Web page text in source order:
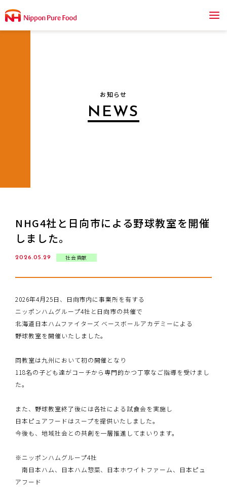
PURE:CLUB
お知らせ
NEWS
NHG4社と日向市による野球教室を開催
しました。
2026.05.29 社会貢献
2026年4月25日、日向市内に事業所を有する
ニッポンハムグループ4社と日向市の共催で
北海道日本ハムファイターズ ベースボールアカデミーによる
野球教室を開催いたしました。
同教室は九州において初の開催となり
118名の子ども達がコーチから専門的かつ丁寧なご指導を受けまし
た。
また、野球教室終了後には各社による試食会を実施し
日本ピュアフードはスープを提供いたしました。
今後も、地域社会との共創を一層推進してまいります。
※ニッポンハムグループ4社
南日本ハム、日本ハム惣菜、日本ホワイトファーム、日本ピュ
アフード